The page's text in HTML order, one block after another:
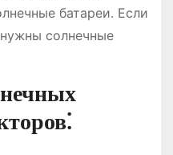
батареи. Если
солнечные